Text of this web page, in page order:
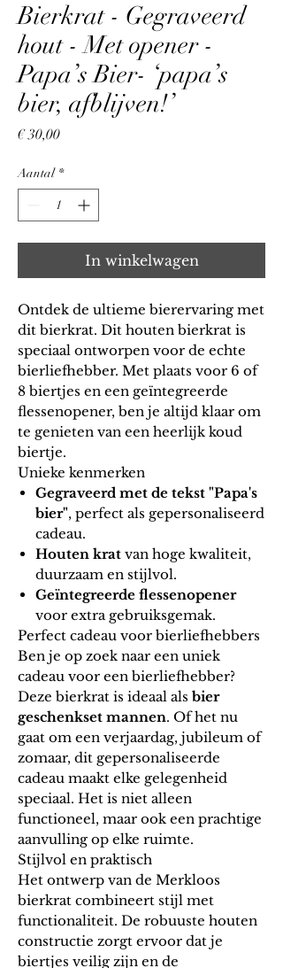
Bierkrat - Gegraveerd
hout - Met opener -
Papa’s Bier- ‘papa’s
bier, afblijven!’
€ 30,00Prijs
Aantal *
In winkelwagen
Ontdek de ultieme bierervaring met
dit bierkrat. Dit houten bierkrat is
speciaal ontworpen voor de echte
bierliefhebber. Met plaats voor 6 of
8 biertjes en een geïntegreerde
flessenopener, ben je altijd klaar om
te genieten van een heerlijk koud
biertje.
Unieke kenmerken
Gegraveerd met de tekst "Papa's
bier", perfect als gepersonaliseerd
cadeau.
Houten krat van hoge kwaliteit,
duurzaam en stijlvol.
Geïntegreerde flessenopener
voor extra gebruiksgemak.
Perfect cadeau voor bierliefhebbers
Ben je op zoek naar een uniek
cadeau voor een bierliefhebber?
Deze bierkrat is ideaal als bier
geschenkset mannen. Of het nu
gaat om een verjaardag, jubileum of
zomaar, dit gepersonaliseerde
cadeau maakt elke gelegenheid
speciaal. Het is niet alleen
functioneel, maar ook een prachtige
aanvulling op elke ruimte.
Stijlvol en praktisch
Het ontwerp van de Merkloos
bierkrat combineert stijl met
functionaliteit. De robuuste houten
constructie zorgt ervoor dat je
biertjes veilig zijn en de